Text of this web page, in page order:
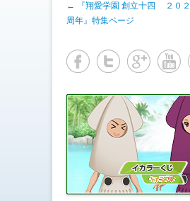
t
e
r
新
ウ
ィ
ン
ド
ウ
で
開
き
す
)
有
す
る
ク
リ
ッ
ク
て
く
だ
さ
い
(
い
ウ
ィ
ン
ド
投稿ナビゲーション
←
『翔愛学園 創立十四
周年』特集ページ
２０